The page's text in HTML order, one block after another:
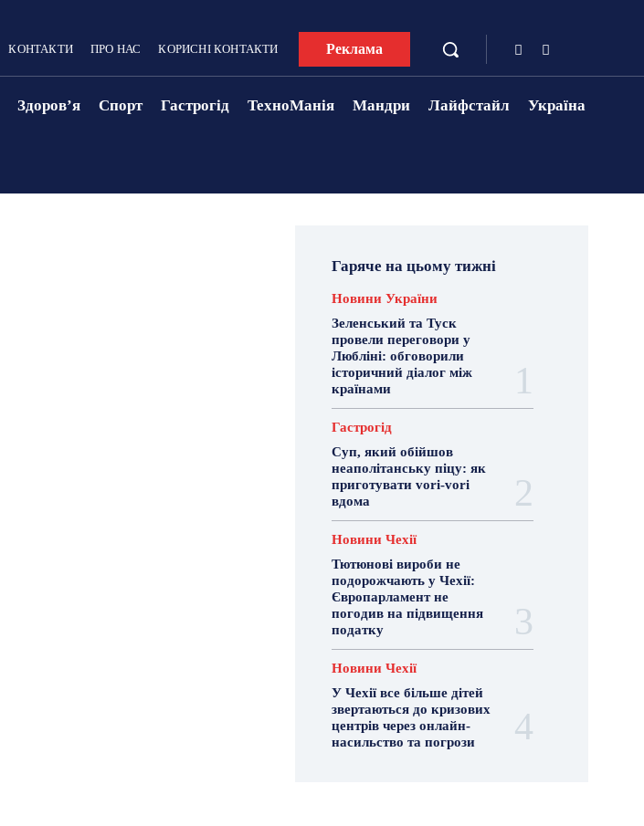
КОНТАКТИ ПРО НАС КОРИСНІ КОНТАКТИ Реклама
Здоровʼя Спорт Гастрогід ТехноМанія Мандри Лайфстайл Україна
Гаряче на цьому тижні
Новини України
Зеленський та Туск
провели переговори у
Любліні: обговорили
історичний діалог між
країнами
Гастрогід
Суп, який обійшов
неаполітанську піцу: як
приготувати vori-vori
вдома
Новини Чехії
Тютюнові вироби не
подорожчають у Чехії:
Європарламент не
погодив на підвищення
податку
Новини Чехії
У Чехії все більше дітей
звертаються до кризових
центрів через онлайн-
насильство та погрози